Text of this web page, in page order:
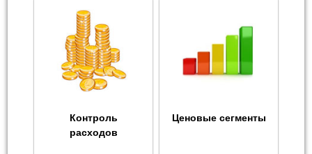
Контроль
расходов
Ценовые сегменты